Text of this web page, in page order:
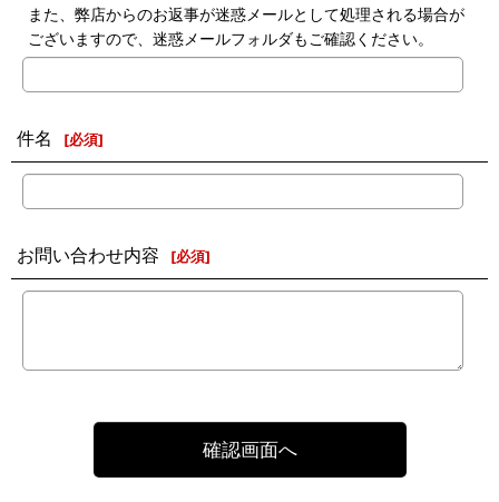
また、弊店からのお返事が迷惑メールとして処理される場合が
ございますので、迷惑メールフォルダもご確認ください。
件名 [必須]
お問い合わせ内容 [必須]
確認画面へ